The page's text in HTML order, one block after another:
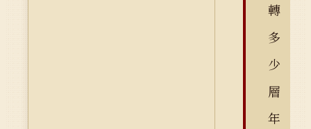
轉
多
少
層
年